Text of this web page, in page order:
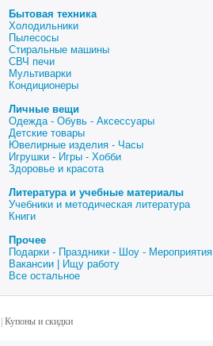
Бытовая техника
Холодильники
Пылесосы
Стиральные машины
СВЧ печи
Мультиварки
Кондиционеры
Личные вещи
Одежда - Обувь - Аксессуары
Детские товары
Ювелирные изделия - Часы
Игрушки - Игры - Хобби
Здоровье и красота
Литература и учебные материалы
Учебники и методическая литература
Книги
Прочее
Подарки - Праздники - Шоу - Мероприятия
Вакансии | Ищу работу
Все остальное
Купоны и скидки